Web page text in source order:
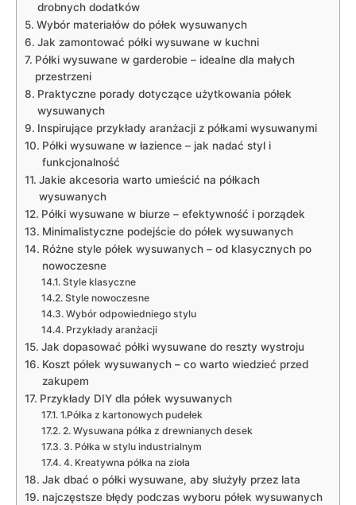
drobnych dodatków
Wybór materiałów do półek wysuwanych
Jak​ zamontować półki wysuwane‌ w kuchni
Półki wysuwane w garderobie ‍– idealne dla małych
przestrzeni
Praktyczne porady dotyczące użytkowania półek‌
wysuwanych
Inspirujące przykłady⁤ aranżacji⁤ z ​półkami wysuwanymi
Półki wysuwane w ⁣łazience⁣ – jak ‍nadać styl i
funkcjonalność
Jakie akcesoria warto umieścić na półkach
wysuwanych
Półki ⁤wysuwane w biurze – efektywność i porządek
Minimalistyczne‌ podejście‍ do półek wysuwanych
Różne style⁤ półek wysuwanych‌ – od klasycznych po​
nowoczesne
Style klasyczne
Style nowoczesne
Wybór odpowiedniego stylu
Przykłady ⁤aranżacji
Jak dopasować ‍półki⁤ wysuwane do reszty wystroju
Koszt ‍półek ​wysuwanych – co warto wiedzieć przed
zakupem
Przykłady DIY dla ⁤półek wysuwanych
1.Półka z kartonowych pudełek
2. Wysuwana półka z⁤ drewnianych desek
3.​ Półka w stylu industrialnym
4. Kreatywna ‍półka⁣ na⁤ zioła
Jak ⁣dbać‌ o ‌półki wysuwane, aby służyły przez lata
najczęstsze błędy ⁣podczas wyboru półek ⁤wysuwanych